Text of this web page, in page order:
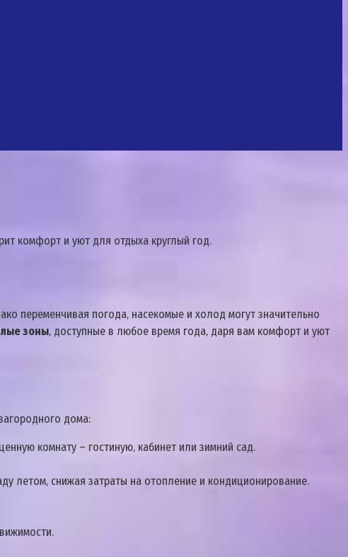
комфорт и уют для отдыха круглый год.
переменчивая погода‚ насекомые и холод могут значительно
зоны‚ доступные в любое время года‚ даря вам комфорт и уют
дома:
комнату – гостиную‚ кабинет или зимний сад.
летом‚ снижая затраты на отопление и кондиционирование.